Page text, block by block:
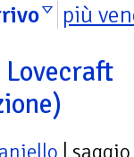
più